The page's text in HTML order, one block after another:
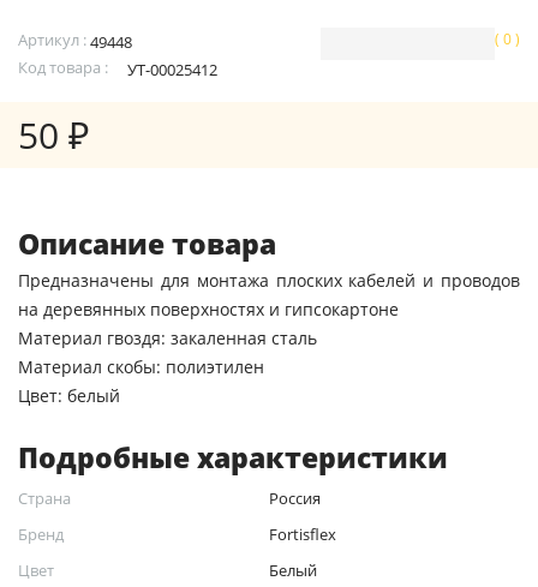
Артикул :49448
Код товара :
УТ-00025412
( 0 )
50 ₽
Описание товара
Предназначены для монтажа плоских кабелей и проводов
на деревянных поверхностях и гипсокартоне
Материал гвоздя: закаленная сталь
Материал скобы: полиэтилен
Цвет: белый
Подробные характеристики
Страна
Россия
Бренд
Fortisflex
Цвет
Белый